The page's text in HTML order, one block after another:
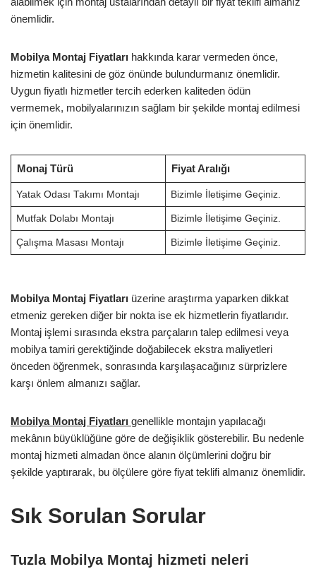
önemlidir.
Mobilya Montaj Fiyatları hakkında karar vermeden önce,
hizmetin kalitesini de göz önünde bulundurmanız önemlidir.
Uygun fiyatlı hizmetler tercih ederken kaliteden ödün
vermemek, mobilyalarınızın sağlam bir şekilde montaj edilmesi
için önemlidir.
Monaj Türü Fiyat Aralığı
Yatak Odası Takımı Montajı Bizimle İletişime Geçiniz.
Mutfak Dolabı Montajı Bizimle İletişime Geçiniz.
Çalışma Masası Montajı Bizimle İletişime Geçiniz.
Mobilya Montaj Fiyatları üzerine araştırma yaparken dikkat
etmeniz gereken diğer bir nokta ise ek hizmetlerin fiyatlarıdır.
Montaj işlemi sırasında ekstra parçaların talep edilmesi veya
mobilya tamiri gerektiğinde doğabilecek ekstra maliyetleri
önceden öğrenmek, sonrasında karşılaşacağınız sürprizlere
karşı önlem almanızı sağlar.
Mobilya Montaj Fiyatları genellikle montajın yapılacağı
mekânın büyüklüğüne göre de değişiklik gösterebilir. Bu nedenle
montaj hizmeti almadan önce alanın ölçümlerini doğru bir
şekilde yaptırarak, bu ölçülere göre fiyat teklifi almanız önemlidir.
Sık Sorulan Sorular
Tuzla Mobilya Montaj hizmeti neleri